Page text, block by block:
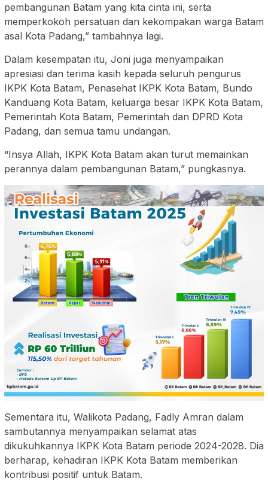
pembangunan Batam yang kita cinta ini, serta
memperkokoh persatuan dan kekompakan warga Batam
asal Kota Padang,” tambahnya lagi.
Dalam kesempatan itu, Joni juga menyampaikan
apresiasi dan terima kasih kepada seluruh pengurus
IKPK Kota Batam, Penasehat IKPK Kota Batam, Bundo
Kanduang Kota Batam, keluarga besar IKPK Kota Batam,
Pemerintah Kota Batam, Pemerintah dan DPRD Kota
Padang, dan semua tamu undangan.
“Insya Allah, IKPK Kota Batam akan turut memainkan
perannya dalam pembangunan Batam,” pungkasnya.
Sementara itu, Walikota Padang, Fadly Amran dalam
sambutannya menyampaikan selamat atas
dikukuhkannya IKPK Kota Batam periode 2024-2028. Dia
berharap, kehadiran IKPK Kota Batam memberikan
kontribusi positif untuk Batam.